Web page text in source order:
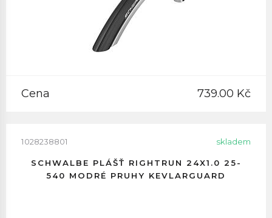
Cena 739.00 Kč
1028238801 skladem
SCHWALBE PLÁŠŤ RIGHTRUN 24X1.0 25-
540 MODRÉ PRUHY KEVLARGUARD